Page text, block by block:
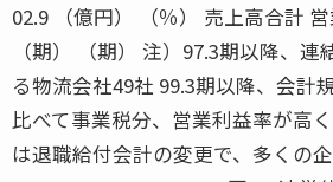
02.9 （億円） （％） 売上高合計
（期） （期） 注）97.3期以降、
る物流会社49社 99.3期以降、会計
比べて事業税分、営業利益率が高
は退職給付会計の変更で、多くの